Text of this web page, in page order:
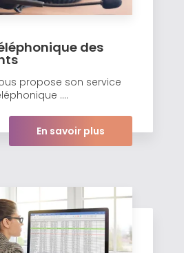
des
propose son service
....
En savoir plus